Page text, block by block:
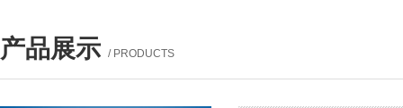
产品展示 / PRODUCTS